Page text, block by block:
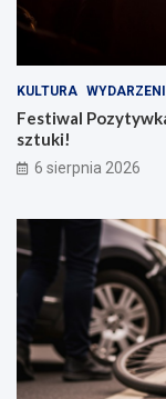
KULTURA
Festiwal
sztuki!
6 sierpnia 2026